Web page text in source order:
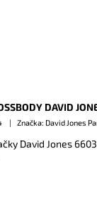
DAVID
Značka: David Jones
David Jones